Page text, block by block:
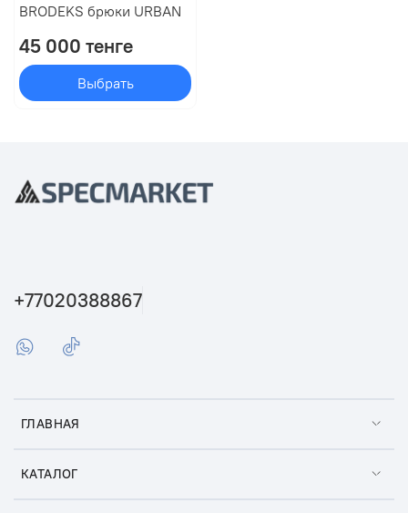
BRODEKS брюки URBAN
45 000 тенге
Выбрать
ГЛАВНАЯ
КАТАЛОГ
+77020388867